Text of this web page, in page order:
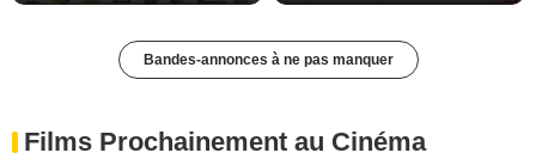
Bandes-annonces à ne pas manquer
Films Prochainement au Cinéma